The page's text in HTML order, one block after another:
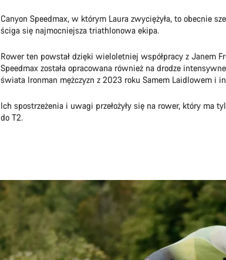
Canyon Speedmax, w którym Laura zwyciężyła, to obecnie
ściga się najmocniejsza triathlonowa ekipa.
Rower ten powstał dzięki wieloletniej współpracy z Janem
Speedmax została opracowana również na drodze
świata Ironman mężczyzn z 2023 roku Samem Laidlowem i
Ich spostrzeżenia i uwagi przełożyły się na rower, który ma
do T2.